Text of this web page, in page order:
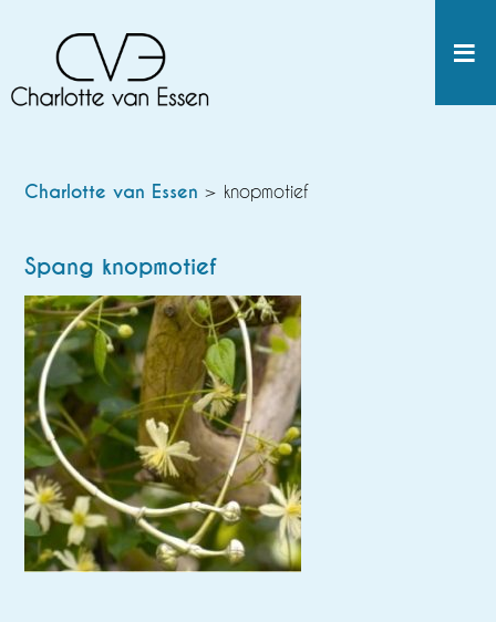
Charlotte van Essen > knopmotief
Spang knopmotief